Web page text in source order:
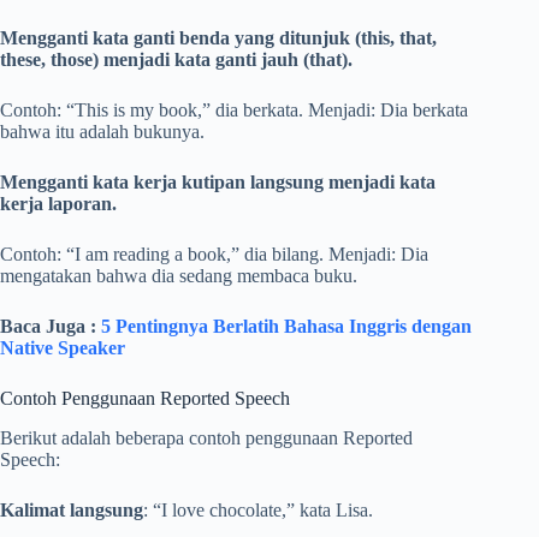
Mengganti kata ganti benda yang ditunjuk (this, that,
these, those) menjadi kata ganti jauh (that).
Contoh: “This is my book,” dia berkata. Menjadi: Dia berkata
bahwa itu adalah bukunya.
Mengganti kata kerja kutipan langsung menjadi kata
kerja laporan.
Contoh: “I am reading a book,” dia bilang. Menjadi: Dia
mengatakan bahwa dia sedang membaca buku.
Baca Juga : 5 Pentingnya Berlatih Bahasa Inggris dengan
Native Speaker
Contoh Penggunaan Reported Speech
Berikut adalah beberapa contoh penggunaan Reported
Speech:
Kalimat langsung: “I love chocolate,” kata Lisa.